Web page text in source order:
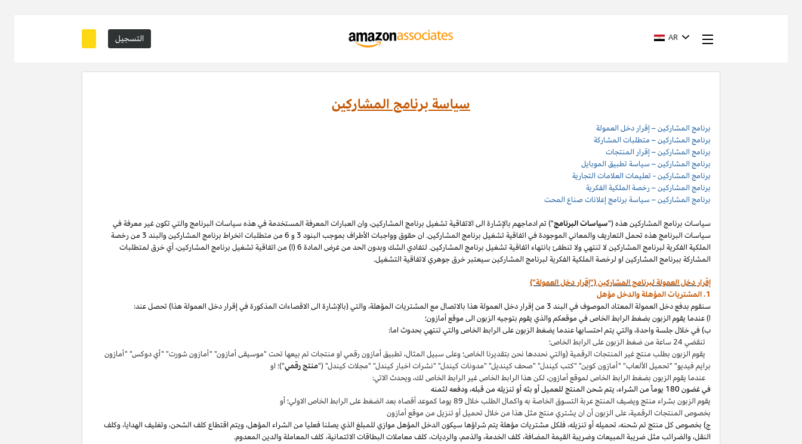
التسجيل AR
سياسة برنامج المشاركين
برنامج المشاركين – إقرار دخل العمولة
برنامج المشاركين – متطلبات المشاركة
برنامج المشاركين – إقرار المنتجات
برنامج المشاركين – سياسة تطبيق الموبايل
برنامج المشاركين - تعليمات العلامات التجارية
برنامج المشاركين – رخصة الملكية الفكرية
برنامج المشاركين – سياسة برنامج إعلانات صناع المحت
سياسات برنامج المشاركين هذه ("سياسات البرنامج") تم ادماجهم بالإشارة الى الاتفاقية تشغيل برنامج المشاركين، وان العبارات المعرفة المستخدمة في هذه سياسات البرنامج والتي تكون غير معرفة في
سياسات البرنامج هذه تحمل التعاريف والمعاني الموجودة في اتفاقية تشغيل برنامج المشاركين. ان حقوق وواجبات الأطراف بموجب البنود 3
و 6
من متطلبات انخراط برنامج المشاركين والبند 3 من رخصة
الملكية الفكرية لبرنامج المشاركين لا تنتهي ولا تنطفئ بانتهاء اتفاقية تشغيل برنامج المشاركين. لتفادي الشك وبدون الحد من غرض المادة 6 (ا) من اتفاقية تشغيل برنامج المشاركين، أي خرق لمتطلبات
المشاركة ببرنامج المشاركين او لرخصة الملكية الفكرية لبرنامج المشاركين سيعتبر خرق جوهري لاتفاقية التشغيل.
إقرار دخل العمولة لبرنامج المشاركين ("إقرار دخل العمولة")
1. المشتريات المؤهلة والدخل مؤهل
سنقوم بدفع دخل العمولة المعتاد الموصوف في البند 3 من إقرار دخل العمولة هذا بالاتصال مع المشتريات المؤهلة
،والتي (بالإشارة الى الاقصاءات المذكورة في إقرار دخل العمولة هذا) تحصل عند:
ا) عندما يقوم الزبون بضغط الرابط الخاص في موقعكم والذي يقوم بتوجيه الزبون الى موقع أمازون؛
ب) في خلال جلسة واحدة،والتي يتم احتسابها عندما يضغط الزبون على الرابط الخاص والتي تنتهي بحدوث اما:
تنقضي 24 ساعة من ضغط الزبون على الرابط الخاص؛
يقوم الزبون بطلب منتج غير المنتجات الرقمية (والتي نحددها نحن بتقديرنا الخاص؛وعلى سبيل المثال، تطبيق أمازون رقمي او منتجات تم بيعها تحت "موسيقى أمازون" "أمازون شورت" "أي دوكس" "أمازون
برايم فيديو" "تحميل الألعاب" "أمازون كوين" "كتب كيندل" "صحف كينديل" "مدونات كيندل" "نشرات اخبار كيندل" "مجلات كيندل" ("منتج رقمي")؛ او
عندما يقوم الزبون بضغط الرابط الخاص لموقع أمازون، لكن هذا الرابط الخاص غير الرابط الخاص لك،ويحدث الاتي:
في غضون180 يوماً من الشراء، يتم شحن المنتج للعميل أو بثه أو تنزيله من قبله، ودفعه لثمنه
يقوم الزبون بشراء منتج ويضيف المنتج عربة التسوق الخاصة به واكمال الطلب خلال 89 يوما كموعد أقصاه بعد الضغط على الرابط الخاص الاولي؛ أو
بخصوص المنتجات الرقمية،على الزبون أن ان يشتري منتج مثل هذا من خلال تحميل أو تنزيل من موقع أمازون
ج) بخصوص كل منتج تم شحنه، تحميله أو تنزيله،فلكل مشتريات مؤهلة يتمشراؤهاسيكون الدخل المؤهل موازي للمبلغ الذي يصلنا فعليا من الشراء المؤهل،ويتم اقتطاع كلف الشحن،وتغليف الهدايا،وكلف
النقل،والضرائب مثل ضريبة المبيعات وضريبة القيمة المضافة، كلف الخدمة،والذمم،والرديات، كلف معاملات البطاقات الائتمانية، كلف المعاملة والدين المعدوم.